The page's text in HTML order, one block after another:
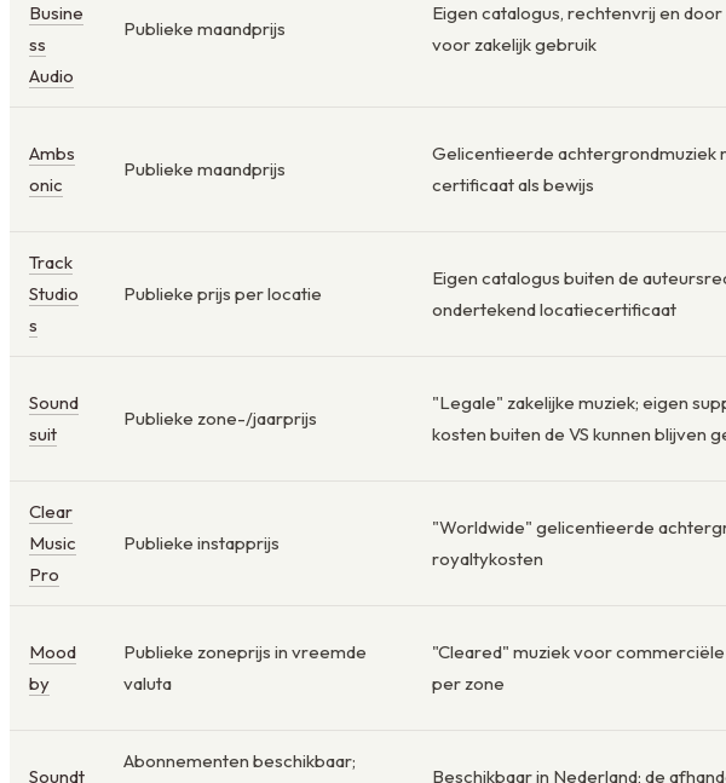
Busine
ss
Audio
Publieke maandprijs
Eigen catalogus, rechtenvrij en
voor zakelijk gebruik
Ambs
onic
Publieke maandprijs
Gelicentieerde achtergrondmuziek
certificaat als bewijs
Track
Studio
s
Publieke prijs per locatie
Eigen catalogus buiten de
ondertekend locatiecertificaat
Sound
suit
Publieke zone-/jaarprijs
"Legale" zakelijke muziek; eigen
kosten buiten de VS kunnen blijven
Clear
Music
Pro
Publieke instapprijs
"Worldwide" gelicentieerde
royaltykosten
Mood
by
Publieke zoneprijs in vreemde
valuta
"Cleared" muziek voor
per zone
Soundt
Abonnementen beschikbaar;
Beschikbaar in Nederland; de